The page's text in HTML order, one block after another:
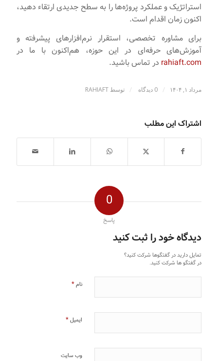
استراتژیک و عملکرد پروژه‌ها را به سطح جدیدی ارتقاء دهید،
اکنون زمان اقدام است.
برای مشاوره تخصصی، استقرار نرم‌افزارهای پیشرفته و
آموزش‌های حرفه‌ای در این حوزه، هم‌اکنون با ما در
rahiaft.com در تماس باشید.
مرداد ۱, ۱۴۰۴ / 0 دیدگاه / توسط RAHIAFT
اشتراک این مطلب
0
پاسخ
دیدگاه خود را ثبت کنید
تمایل دارید در گفتگوها شرکت کنید؟
در گفتگو ها شرکت کنید.
نام*
ایمیل*
وب‌ سایت